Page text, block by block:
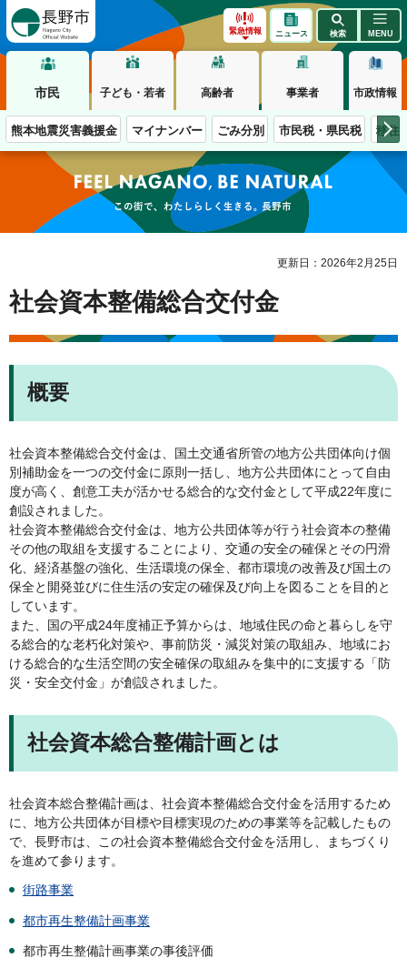
緊急情報 ニュース 検索 MENU
市民 子ども・若者 高齢者 事業者 市政情報
熊本地震災害義援金 マイナンバー ごみ分別 市民税・県民税 移住
この街で、わたしらしく生きる。長野市
更新日：2026年2月25日
社会資本整備総合交付金
概要
社会資本整備総合交付金は、国土交通省所管の地方公共団体向け個
別補助金を一つの交付金に原則一括し、地方公共団体にとって自由
度が高く、創意工夫が活かせる総合的な交付金として平成22年度に
創設されました。
社会資本整備総合交付金は、地方公共団体等が行う社会資本の整備
その他の取組を支援することにより、交通の安全の確保とその円滑
化、経済基盤の強化、生活環境の保全、都市環境の改善及び国土の
保全と開発並びに住生活の安定の確保及び向上を図ることを目的と
しています。
また、国の平成24年度補正予算からは、地域住民の命と暮らしを守
る総合的な老朽化対策や、事前防災・減災対策の取組み、地域にお
ける総合的な生活空間の安全確保の取組みを集中的に支援する「防
災・安全交付金」が創設されました。
社会資本総合整備計画とは
社会資本総合整備計画は、社会資本整備総合交付金を活用するため
に、地方公共団体が目標や目標実現のための事業等を記載したもの
で、長野市は、この社会資本整備総合交付金を活用し、まちづくり
を進めて参ります。
街路事業
都市再生整備計画事業
都市再生整備計画事業の事後評価